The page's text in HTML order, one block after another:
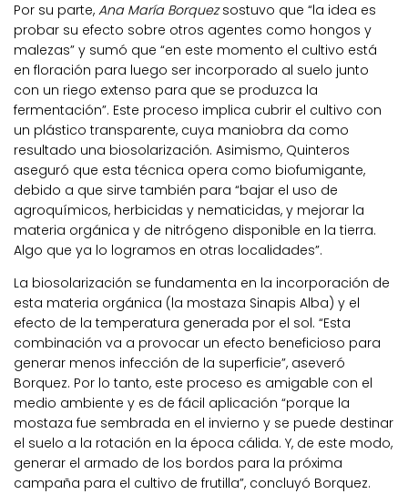
Por su parte, Ana María Borquezsostuvo que “la idea es
probar su efecto sobre otros agentes como hongos y
malezas” y sumó que “en este momento el cultivo está
en floración para luego ser incorporado al suelo junto
con un riego extenso para que se produzca la
fermentación”. Este proceso implica cubrir el cultivo con
un plástico transparente, cuya maniobra da como
resultado una biosolarización. Asimismo, Quinteros
aseguró que esta técnica opera como biofumigante,
debido a que sirve también para “bajar el uso de
agroquímicos, herbicidas y nematicidas, y mejorar la
materia orgánica y de nitrógeno disponible en la tierra.
Algo que ya lo logramos en otras localidades”.
La biosolarización se fundamenta en la incorporación de
esta materia orgánica (la mostaza Sinapis Alba) y el
efecto de la temperatura generada por el sol. “Esta
combinación va a provocar un efecto beneficioso para
generar menos infección de la superficie”, aseveró
Borquez. Por lo tanto, este proceso es amigable con el
medio ambiente y es de fácil aplicación “porque la
mostaza fue sembrada en el invierno y se puede destinar
el suelo a la rotación en la época cálida. Y, de este modo,
generar el armado de los bordos para la próxima
campaña para el cultivo de frutilla”, concluyó Borquez.